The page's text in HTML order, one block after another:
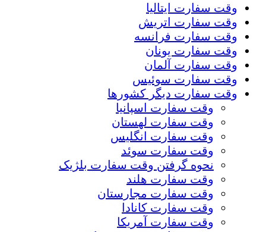
وقت سفارت ایتالیا
وقت سفارت اتریش
وقت سفارت فرانسه
وقت سفارت یونان
وقت سفارت آلمان
وقت سفارت سوئیس
وقت سفارت دیگر کشورها
وقت سفارت اسپانیا
وقت سفارت لهستان
وقت سفارت انگلیس
وقت سفارت سوئد
نحوه گرفتن وقت سفارت بلژیک
وقت سفارت هلند
وقت سفارت مجارستان
وقت سفارت کانادا
وقت سفارت آمریکا